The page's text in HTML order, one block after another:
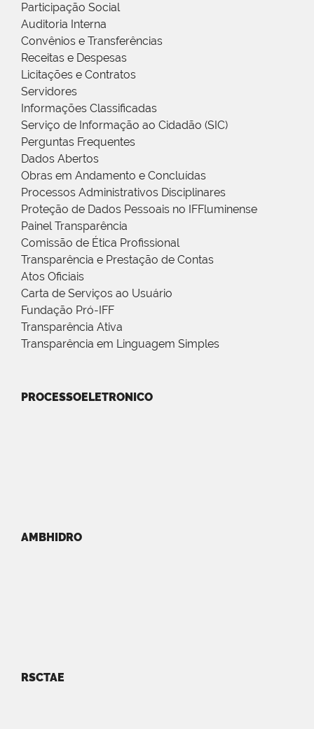
Participação Social
Auditoria Interna
Convênios e Transferências
Receitas e Despesas
Licitações e Contratos
Servidores
Informações Classificadas
Serviço de Informação ao Cidadão (SIC)
Perguntas Frequentes
Dados Abertos
Obras em Andamento e Concluídas
Processos Administrativos Disciplinares
Proteção de Dados Pessoais no IFFluminense
Painel Transparência
Comissão de Ética Profissional
Transparência e Prestação de Contas
Atos Oficiais
Carta de Serviços ao Usuário
Fundação Pró-IFF
Transparência Ativa
Transparência em Linguagem Simples
PROCESSOELETRONICO
AMBHIDRO
RSCTAE